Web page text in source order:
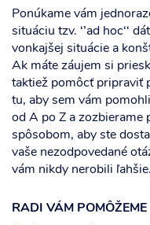
Ponúkame vám
situáciu tzv. ‘’ad hoc‘‘
vonkajšej situácie a
Ak máte záujem si
taktiež pomôcť pripraviť
tu, aby sem vám
od A po Z a zozbierame
spôsobom, aby ste
vaše nezodpovedané
vám nikdy nerobili
RADI VÁM